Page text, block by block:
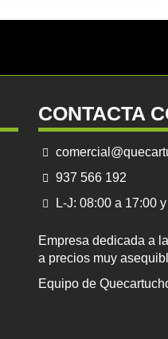
CONTACTA
937 566 192
L-J: 08:00 a 17:00
Empresa dedicada a
a precios muy
Equipo de